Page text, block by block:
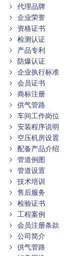
代理品牌
企业荣誉
资格证书
检测认证
产品专利
防爆认证
企业执行标准
会员证书
商标注册
供气管路
车间工作岗位
安装程序说明
空压机房设置
配备产品介绍
管道例图
管道设置
技术培训
售后服务
检验证书
工程案例
会员注册条款
公司简介
供气管路